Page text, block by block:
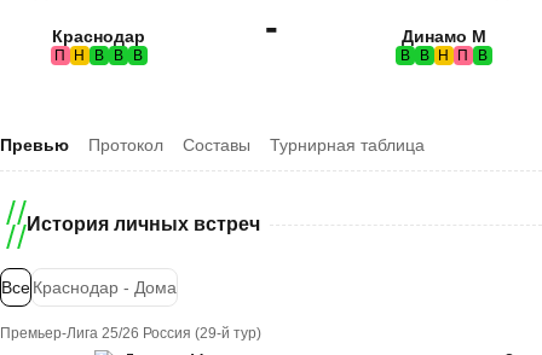
Краснодар
П Н В В В
- Динамо М
В В Н П В
Превью Протокол Составы Турнирная таблица
История личных встреч
ВсеКраснодар - Дома
Премьер-Лига 25/26 Россия (29-й тур)